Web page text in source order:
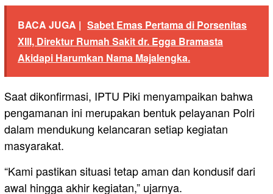
BACA JUGA | Sabet Emas Pertama di Porsenitas
XIII, Direktur Rumah Sakit dr. Egga Bramasta
Akidapi Harumkan Nama Majalengka.
Saat dikonfirmasi, IPTU Piki menyampaikan bahwa
pengamanan ini merupakan bentuk pelayanan Polri
dalam mendukung kelancaran setiap kegiatan
masyarakat.
“Kami pastikan situasi tetap aman dan kondusif dari
awal hingga akhir kegiatan,” ujarnya.